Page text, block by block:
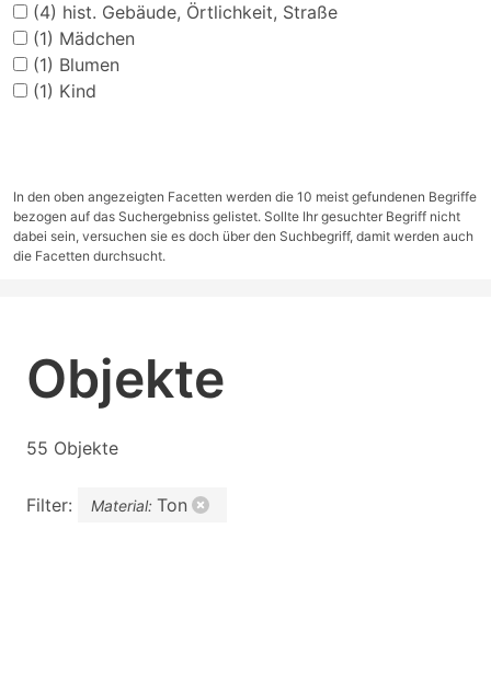
(4) hist. Gebäude, Örtlichkeit, Straße
(1) Mädchen
(1) Blumen
(1) Kind
In den oben angezeigten Facetten werden die 10 meist gefundenen Begriffe
bezogen auf das Suchergebniss gelistet. Sollte Ihr gesuchter Begriff nicht
dabei sein, versuchen sie es doch über den Suchbegriff, damit werden auch
die Facetten durchsucht.
Objekte
55 Objekte
Filter: Material: Ton